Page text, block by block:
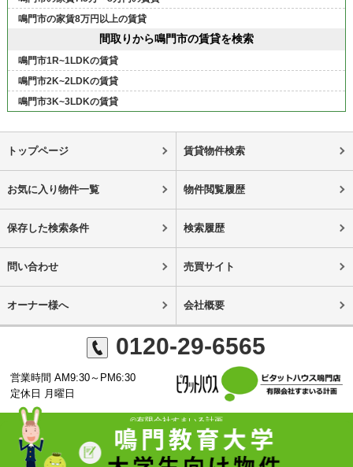
鳴門市の家賃8万円以上の賃貸
間取りから鳴門市の賃貸を検索
鳴門市1R~1LDKの賃貸
鳴門市2K~2LDKの賃貸
鳴門市3K~3LDKの賃貸
トップページ 賃貸物件検索
お気に入り物件一覧 物件閲覧履歴
保存した検索条件 検索履歴
問い合わせ 売買サイト
オーナー様へ 会社概要
0120-29-6565
営業時間 AM9:30～PM6:30
定休日 月曜日
©有限会社すまいる計画